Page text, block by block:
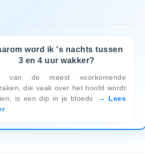
word ik 's nachts tussen
3 en 4 uur wakker?
van de meest voorkomende
die vaak over het hoofd wordt
is een dip in je bloeds
Lees